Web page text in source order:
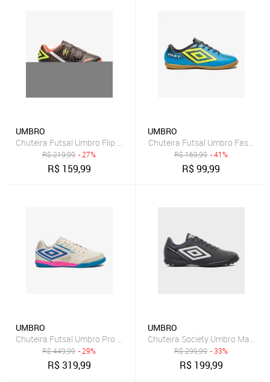
UMBRO
Chuteira Futsal Umbro Flip Kids Incolor
R$219,99 - 27%
R$ 159,99
UMBRO
Chuteira Futsal Umbro Fast Ii
R$169,99 - 41%
R$99,99
UMBRO
Chuteira Futsal Umbro Pro 5 Bump Club Incolor
R$449,99 - 29%
R$319,99
UMBRO
Chuteira Society Umbro Master
R$299,99 - 33%
R$ 199,99